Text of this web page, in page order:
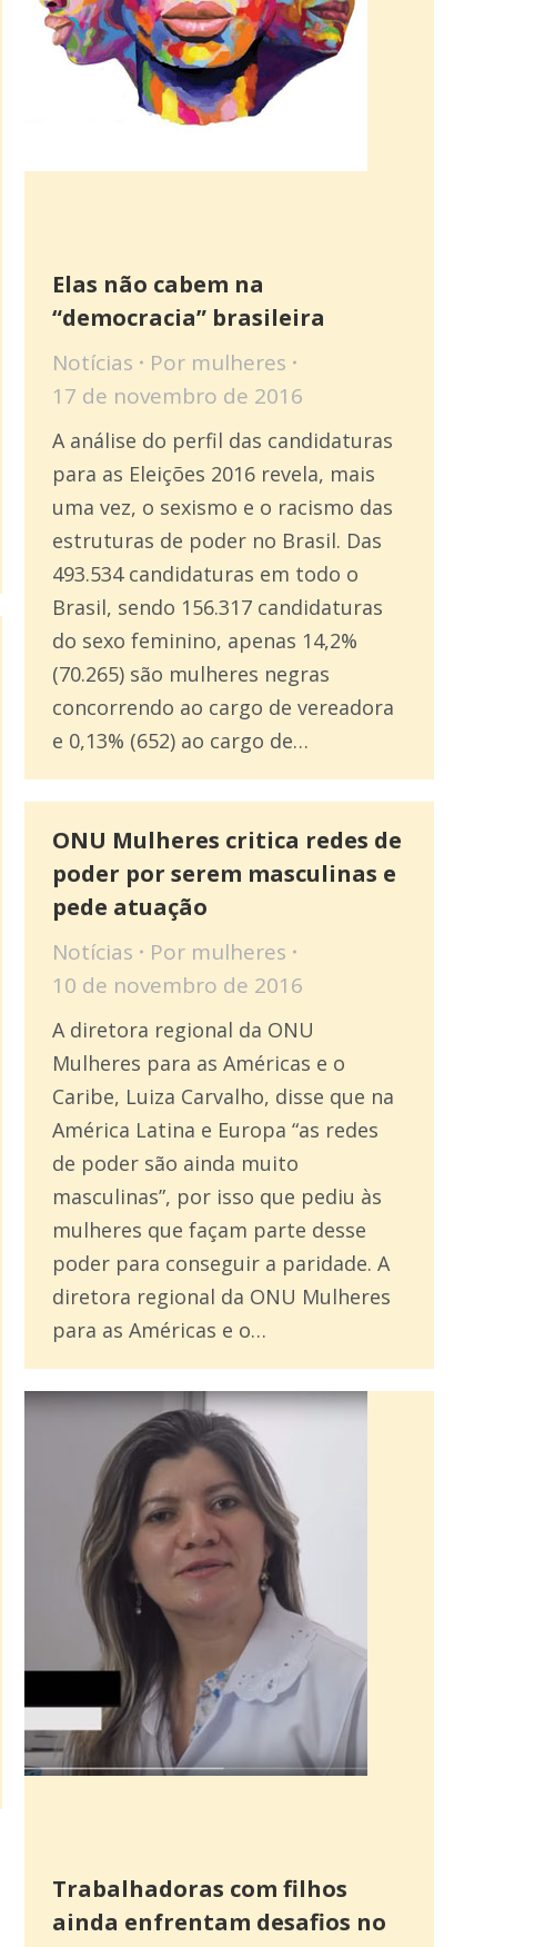
Elas não cabem na
“democracia” brasileira
Notícias Por mulheres
17 de novembro de 2016
A análise do perfil das candidaturas
para as Eleições 2016 revela, mais
uma vez, o sexismo e o racismo das
estruturas de poder no Brasil. Das
493.534 candidaturas em todo o
Brasil, sendo 156.317 candidaturas
do sexo feminino, apenas 14,2%
(70.265) são mulheres negras
concorrendo ao cargo de vereadora
e 0,13% (652) ao cargo de…
ONU Mulheres critica redes de
poder por serem masculinas e
pede atuação
Notícias Por mulheres
10 de novembro de 2016
A diretora regional da ONU
Mulheres para as Américas e o
Caribe, Luiza Carvalho, disse que na
América Latina e Europa “as redes
de poder são ainda muito
masculinas”, por isso que pediu às
mulheres que façam parte desse
poder para conseguir a paridade. A
diretora regional da ONU Mulheres
para as Américas e o…
Trabalhadoras com filhos
ainda enfrentam desafios no